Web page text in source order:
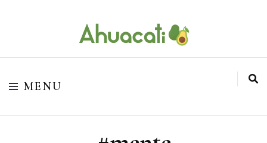
Ahuacati
O melhor da Internet em um só lugar
MENU